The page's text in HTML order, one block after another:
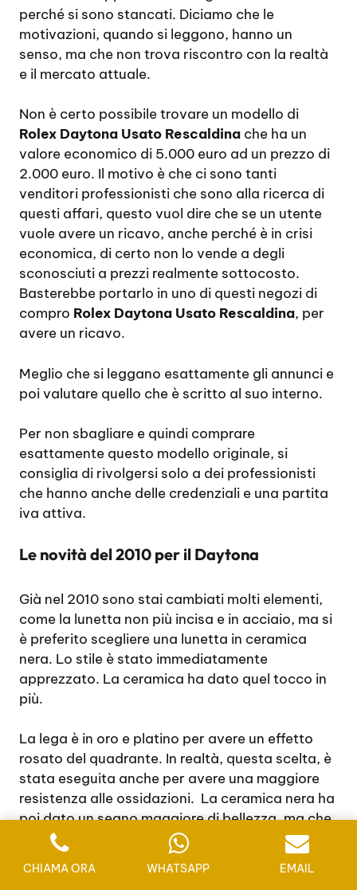
perché si sono stancati. Diciamo che le
motivazioni, quando si leggono, hanno un
senso, ma che non trova riscontro con la realtà
e il mercato attuale.
Non è certo possibile trovare un modello di
Rolex Daytona Usato Rescaldina che ha un
valore economico di 5.000 euro ad un prezzo di
2.000 euro. Il motivo è che ci sono tanti
venditori professionisti che sono alla ricerca di
questi affari, questo vuol dire che se un utente
vuole avere un ricavo, anche perché è in crisi
economica, di certo non lo vende a degli
sconosciuti a prezzi realmente sottocosto.
Basterebbe portarlo in uno di questi negozi di
compro Rolex Daytona Usato Rescaldina, per
avere un ricavo.
Meglio che si leggano esattamente gli annunci e
poi valutare quello che è scritto al suo interno.
Per non sbagliare e quindi comprare
esattamente questo modello originale, si
consiglia di rivolgersi solo a dei professionisti
che hanno anche delle credenziali e una partita
iva attiva.
Le novità del 2010 per il Daytona
Già nel 2010 sono stai cambiati molti elementi,
come la lunetta non più incisa e in acciaio, ma si
è preferito scegliere una lunetta in ceramica
nera. Lo stile è stato immediatamente
apprezzato. La ceramica ha dato quel tocco in
più.
La lega è in oro e platino per avere un effetto
rosato del quadrante. In realtà, questa scelta, è
stata eseguita anche per avere una maggiore
resistenza alle ossidazioni. La ceramica nera ha
poi dato un segno maggiore di bellezza, ma che
è stata valorizzata anche dalla presenza di
zaffiri multicolori. Il quadrante è in avorio con
dettagli in oro, come la cassa.
CHIAMA ORA WHATSAPP EMAIL